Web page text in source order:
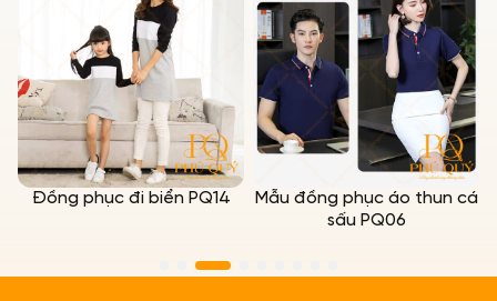
phục đi biển PQ14
Mẫu đồng phục áo thun cá
sấu PQ06
Đồng